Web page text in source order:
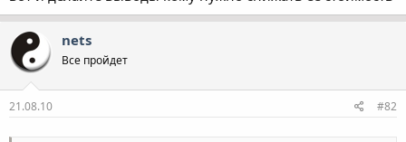
н
nets
Все пройдет
21.08.10 #82